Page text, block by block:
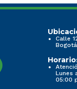
Calle
Lunes
05:00